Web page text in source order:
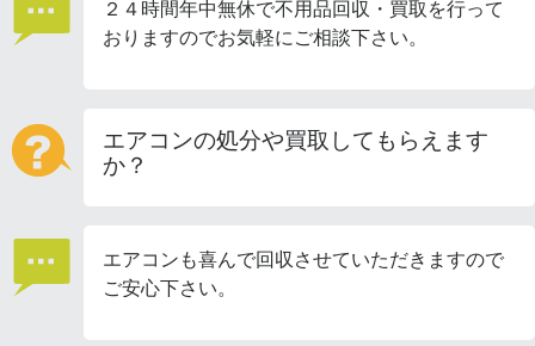
２４時間年中無休で不用品回収・買取を行って
おりますのでお気軽にご相談下さい。
エアコンの処分や買取してもらえます
か？
エアコンも喜んで回収させていただきますので
ご安心下さい。